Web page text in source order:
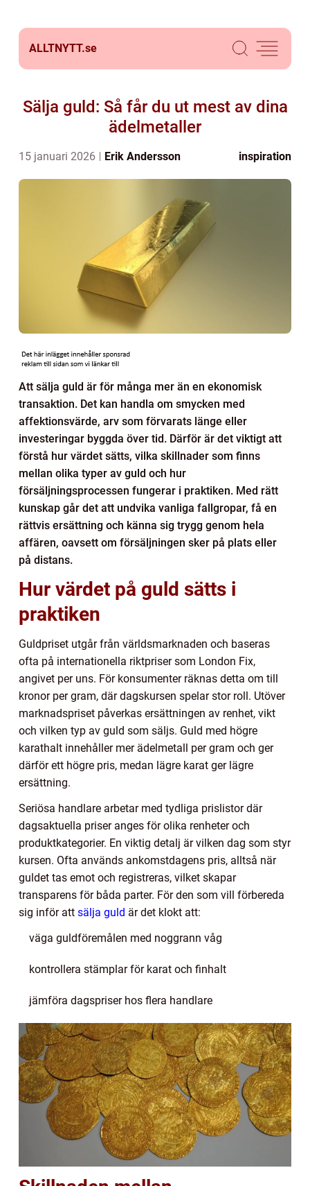
ALLTNYTT.se
Sälja guld: Så får du ut mest av dina
ädelmetaller
15 januari 2026 Erik Andersson inspiration
Att sälja guld är för många mer än en ekonomisk
transaktion. Det kan handla om smycken med
affektionsvärde, arv som förvarats länge eller
investeringar byggda över tid. Därför är det viktigt att
förstå hur värdet sätts, vilka skillnader som finns
mellan olika typer av guld och hur
försäljningsprocessen fungerar i praktiken. Med rätt
kunskap går det att undvika vanliga fallgropar, få en
rättvis ersättning och känna sig trygg genom hela
affären, oavsett om försäljningen sker på plats eller
på distans.
Hur värdet på guld sätts i
praktiken
Guldpriset utgår från världsmarknaden och baseras
ofta på internationella riktpriser som London Fix,
angivet per uns. För konsumenter räknas detta om till
kronor per gram, där dagskursen spelar stor roll. Utöver
marknadspriset påverkas ersättningen av renhet, vikt
och vilken typ av guld som säljs. Guld med högre
karathalt innehåller mer ädelmetall per gram och ger
därför ett högre pris, medan lägre karat ger lägre
ersättning.
Seriösa handlare arbetar med tydliga prislistor där
dagsaktuella priser anges för olika renheter och
produktkategorier. En viktig detalj är vilken dag som styr
kursen. Ofta används ankomstdagens pris, alltså när
guldet tas emot och registreras, vilket skapar
transparens för båda parter. För den som vill förbereda
sig inför att sälja guld är det klokt att:
väga guldföremålen med noggrann våg
kontrollera stämplar för karat och finhalt
jämföra dagspriser hos flera handlare